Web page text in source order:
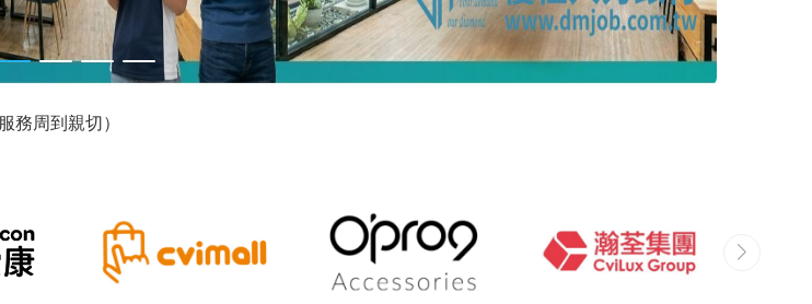
服務周到親切!!
公司保管，影本僅為求職使用並告知雇主在「優仕人力銀行」看到此職缺。
狀況 非常nice的做好自己的職務 五星好評喔！
一回答我的問題，超級推薦!
務周到親切）
自身求職安全。